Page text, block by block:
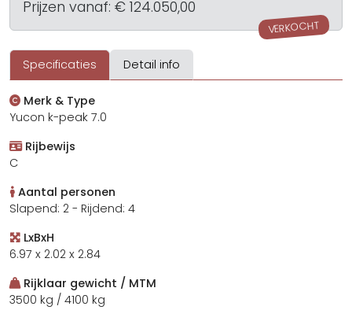
Prijzen vanaf: € 124.050,00
VERKOCHT
Specificaties Detail info
Merk & Type
Yucon k-peak 7.0
Rijbewijs
C
Aantal personen
Slapend: 2 - Rijdend: 4
LxBxH
6.97 x 2.02 x 2.84
Rijklaar gewicht / MTM
3500 kg / 4100 kg